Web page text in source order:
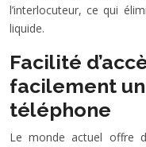
l’interlocuteur, ce qui
liquide.
Facilité
facilement
téléphone
Le monde actuel offre